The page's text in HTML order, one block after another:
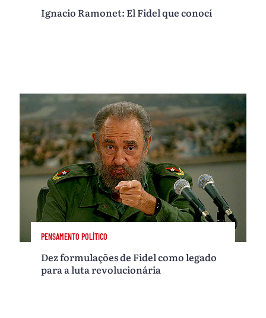
Ignacio Ramonet: El Fidel que conocí
PENSAMENTO POLÍTICO
Dez formulações de Fidel como legado
para a luta revolucionária